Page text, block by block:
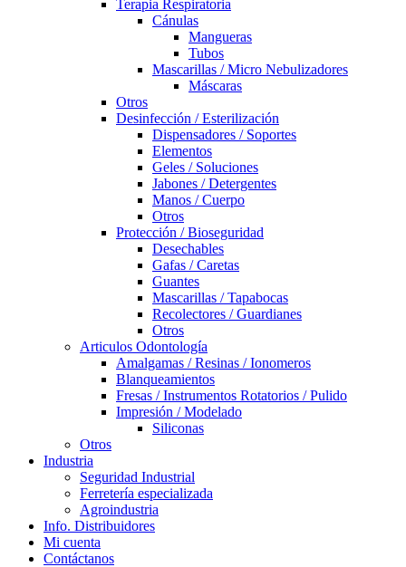
Terapia Respiratoria
Cánulas
Mangueras
Tubos
Mascarillas / Micro Nebulizadores
Máscaras
Otros
Desinfección / Esterilización
Dispensadores / Soportes
Elementos
Geles / Soluciones
Jabones / Detergentes
Manos / Cuerpo
Otros
Protección / Bioseguridad
Desechables
Gafas / Caretas
Guantes
Mascarillas / Tapabocas
Recolectores / Guardianes
Otros
Articulos Odontología
Amalgamas / Resinas / Ionomeros
Blanqueamientos
Fresas / Instrumentos Rotatorios / Pulido
Impresión / Modelado
Siliconas
Otros
Industria
Seguridad Industrial
Ferretería especializada
Agroindustria
Info. Distribuidores
Mi cuenta
Contáctanos